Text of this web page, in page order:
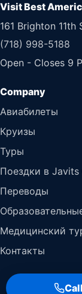
Visit Best
161 Brighton 11th
(718) 998-5188
Open - Closes 9
Авиабилеты
Круизы
Туры
Поездки в Javits
Переводы
Медицинский
Контакты
Call